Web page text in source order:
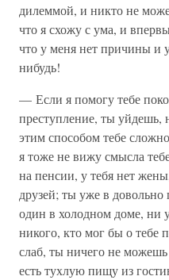
дилеммой, и никто не
что я схожу с ума, и
что у меня нет причины и
нибудь!
— Если я помогу тебе
преступление, ты уйдешь,
этим способом тебе
я тоже не вижу смысла
на пенсии, у тебя нет
друзей; ты уже в
один в холодном доме, ни
никого, кто мог бы о тебе
слаб, ты ничего не можешь
есть тухлую пищу из